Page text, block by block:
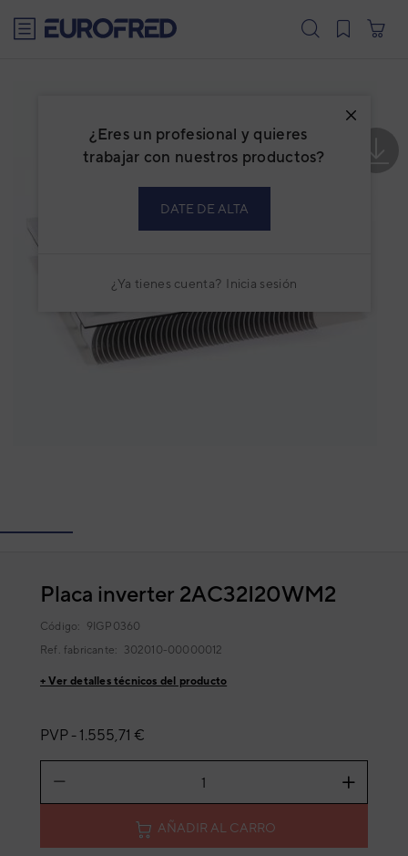
¿Eres un profesional y quieres
trabajar con nuestros productos?
DATE DE ALTA
¿Ya tienes cuenta? Inicia sesión
Placa inverter 2AC32I20WM2
Código: 9IGP0360
Ref. fabricante: 302010-00000012
+ Ver detalles técnicos del producto
PVP - 1.555,71 €
AÑADIR AL CARRO